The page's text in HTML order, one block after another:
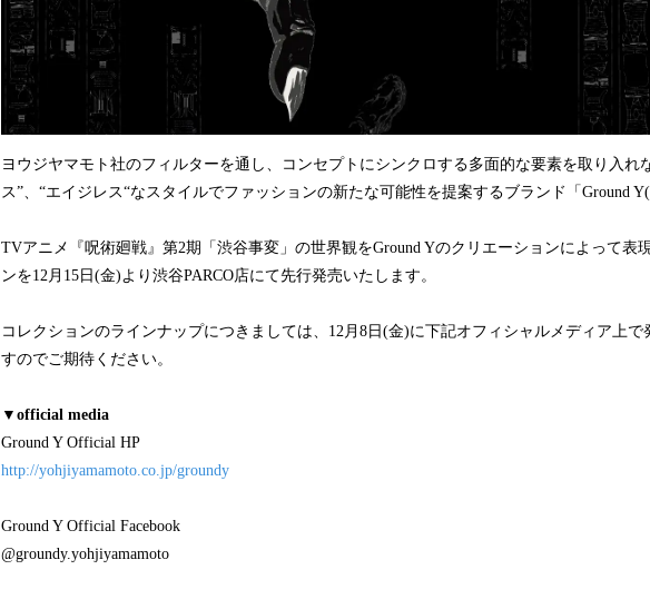
ヨウジヤマモト社のフィルターを通し、コンセプトにシンクロする多面的な要素を取り入れ
ス”、“エイジレス“なスタイルでファッションの新たな可能性を提案するブランド「Ground
TVアニメ『呪術廻戦』第2期「渋谷事変」の世界観をGround Yのクリエーションによって表
ンを12月15日(金)より渋谷PARCO店にて先行発売いたします。
コレクションのラインナップにつきましては、12月8日(金)に下記オフィシャルメディア上
すのでご期待ください。
▼official media
Ground Y Official HP
http://yohjiyamamoto.co.jp/groundy
Ground Y Official Facebook
@groundy.yohjiyamamoto